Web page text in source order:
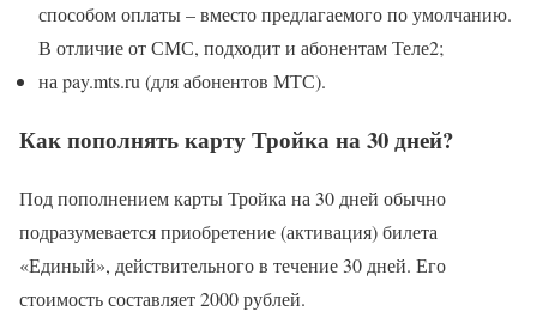
способом оплаты – вместо предлагаемого по умолчанию.
В отличие от СМС, подходит и абонентам Теле2;
на pay.mts.ru (для абонентов МТС).
Как пополнять карту Тройка на 30 дней?
Под пополнением карты Тройка на 30 дней обычно
подразумевается приобретение (активация) билета
«Единый», действительного в течение 30 дней. Его
стоимость составляет 2000 рублей.